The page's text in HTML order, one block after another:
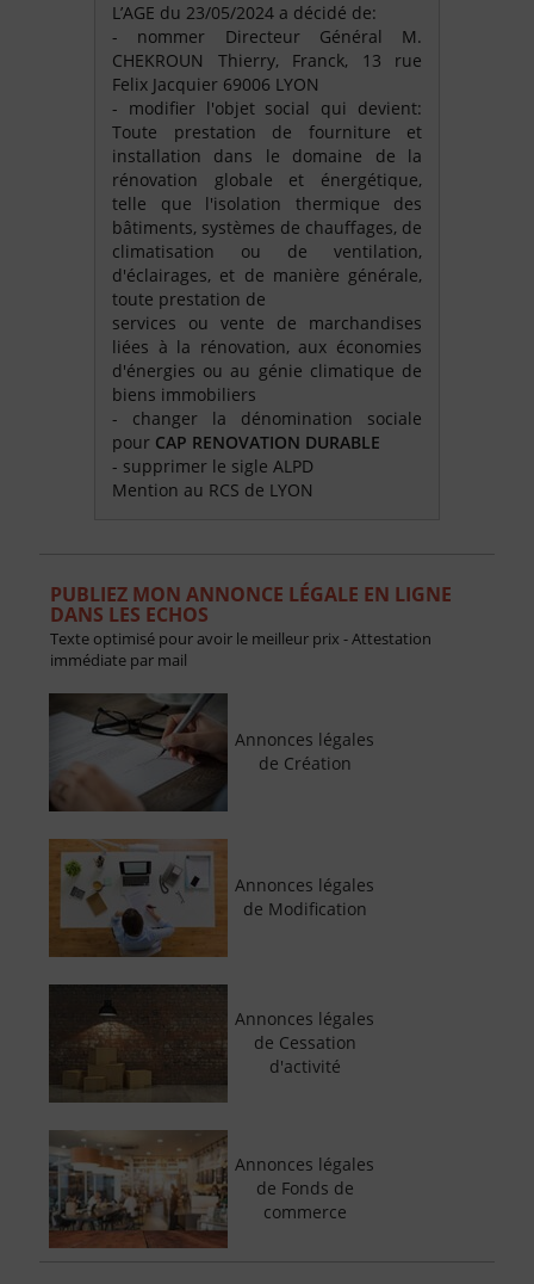
L’AGE du 23/05/2024 a décidé de:
- nommer Directeur Général M.
CHEKROUN Thierry, Franck, 13 rue
Felix Jacquier 69006 LYON
- modifier l'objet social qui devient:
Toute prestation de fourniture et
installation dans le domaine de la
rénovation globale et énergétique,
telle que l'isolation thermique des
bâtiments, systèmes de chauffages, de
climatisation ou de ventilation,
d'éclairages, et de manière générale,
toute prestation de
services ou vente de marchandises
liées à la rénovation, aux économies
d'énergies ou au génie climatique de
biens immobiliers
- changer la dénomination sociale
pour CAP RENOVATION DURABLE
- supprimer le sigle ALPD
Mention au RCS de LYON
PUBLIEZ MON ANNONCE LÉGALE EN LIGNE
DANS LES ECHOS
Texte optimisé pour avoir le meilleur prix - Attestation
immédiate par mail
Annonces légales
de Création
Annonces légales
de Modification
Annonces légales
de Cessation
d'activité
Annonces légales
de Fonds de
commerce